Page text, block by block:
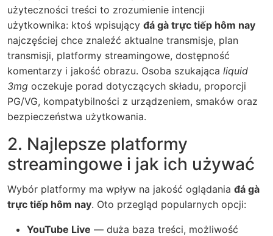
użyteczności treści to zrozumienie intencji
użytkownika: ktoś wpisujący đá gà trực tiếp hôm nay
najczęściej chce znaleźć aktualne transmisje, plan
transmisji, platformy streamingowe, dostępność
komentarzy i jakość obrazu. Osoba szukająca liquid
3mg oczekuje porad dotyczących składu, proporcji
PG/VG, kompatybilności z urządzeniem, smaków oraz
bezpieczeństwa użytkowania.
2. Najlepsze platformy
streamingowe i jak ich używać
Wybór platformy ma wpływ na jakość oglądania đá gà
trực tiếp hôm nay. Oto przegląd popularnych opcji:
YouTube Live — duża baza treści, możliwość